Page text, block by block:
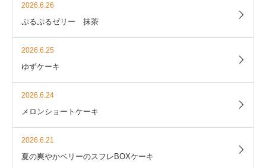
2026.6.26
ぷるぷるゼリー 抹茶
2026.6.25
ゆずケーキ
2026.6.24
メロンショートケーキ
2026.6.21
夏の爽やかベリーのスフレBOXケーキ